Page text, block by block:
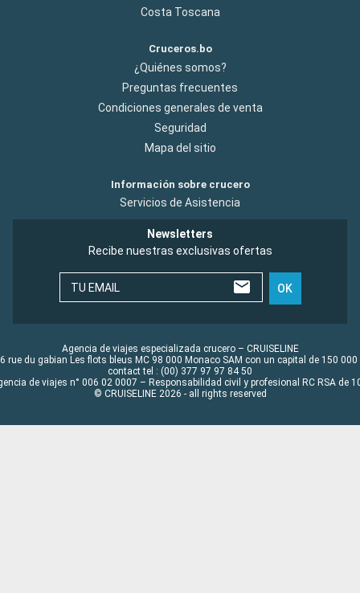
Costa Toscana
Cruceros.bo
¿Quiénes somos?
Preguntas frecuentes
Condiciones generales de venta
Seguridad
Mapa del sitio
Información sobre crucero
Servicios de Asistencia
Newsletters
Recibe nuestras exclusivas ofertas
TU EMAIL OK
Agencia de viajes especializada crucero – CRUISELINE
rue du gabian Les flots bleus MC 98 000 Monaco SAM con un capital de 150 000
contact tel : (00) 377 97 97 84 50
de viajes n° 006 02 0007 – Responsabilidad civil y profesional RC RSA de
© CRUISELINE 2026 - all rights reserved